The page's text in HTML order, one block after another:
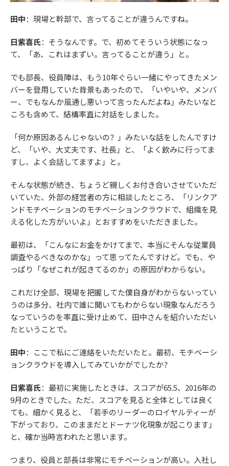
田中：現場と幹部で、言ってることが違うんですね。
日紫喜氏：そうなんです。で、初めてそういう状態になっ
て、「あ、これはまずい。言ってることが違う」と。
でも部長、役員陣は、もう10年ぐらい一緒にやってきたメン
バーを登用していた背景もあったので、「いやいや、メンバ
ー、でもなんか風通し悪いって言ったんだよね」みたいなと
ころも含めて、結構率直に対話をしました。
「何か原因あるんじゃないの？」みたいな話をしたんですけ
ど、「いや、大丈夫です、社長」と、「よく飲みに行ってま
すし、よく会話してますよ」と。
そんな状態が続き、ちょうど親しくお付き合いさせていただ
いていた、外部の経営者の方に相談したところ、「リンクア
ンドモチベーションのモチベーションクラウドで、組織を見
える化した方がいいよ」とおすすめをいただきました。
最初は、「こんなにお金をかけてまで、本当にそんな従業員
調査やるべきなのかな」って思ってたんですけど。でも、や
っぱり「なぜこれが起きてるのか」の原因がわからない。
これだけ全部、現場を把握してた僕自身がわからないってい
うのは多分、社内で誰に聞いてもわからない現象なんだろう
なっていうのを率直に受け止めて、田中さんを紹介いただい
たということで。
田中：ここで私にご連絡をいただいたと。最初、モチベーシ
ョンクラウドを導入してみていかがでしたか？
日紫喜氏：最初に実施したときは、スコアが65.5、2016年の
9月のときでした。ただ、スコアを見ると全体としては良く
ても、細かく見ると、「若手のリーダーのロイヤルティーが
下がっており、このままだとドーナツ化現象が起こります」
と、確か当時言われたと思います。
つまり、役員と部長は非常にモチベーションが高い。入社し